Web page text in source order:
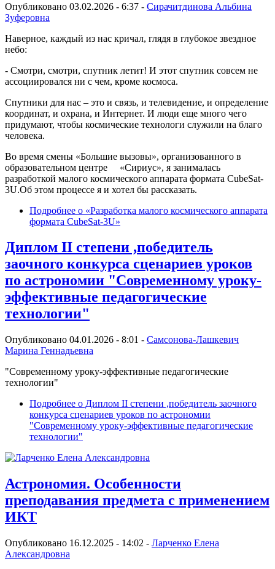
Опубликовано 03.02.2026 - 6:37 - Сирачитдинова Альбина
Зуферовна
Наверное, каждый из нас кричал, глядя в глубокое звездное
небо:
- Смотри, смотри, спутник летит! И этот спутник совсем не
ассоциировался ни с чем, кроме космоса.
Спутники для нас – это и связь, и телевидение, и определение
координат, и охрана, и Интернет. И люди еще много чего
придумают, чтобы космические технологи служили на благо
человека.
Во время смены «Большие вызовы», организованного в
образовательном центре «Сириус», я занималась
разработкой малого космического аппарата формата CubeSat-
3U.Об этом процессе я и хотел бы рассказать.
Подробнее о «Разработка малого космического аппарата
формата CubeSat-3U»
Диплом II степени ,победитель
заочного конкурса сценариев уроков
по астрономии "Современному уроку-
эффективные педагогические
технологии"
Опубликовано 04.01.2026 - 8:01 - Самсонова-Лашкевич
Марина Геннадьевна
"Современному уроку-эффективные педагогические
технологии"
Подробнее о Диплом II степени ,победитель заочного
конкурса сценариев уроков по астрономии
"Современному уроку-эффективные педагогические
технологии"
Астрономия. Особенности
преподавания предмета с применением
ИКТ
Опубликовано 16.12.2025 - 14:02 - Ларченко Елена
Александровна